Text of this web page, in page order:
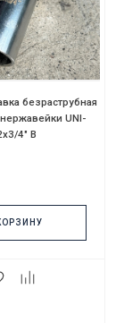
безраструбная
UNI-
4" В